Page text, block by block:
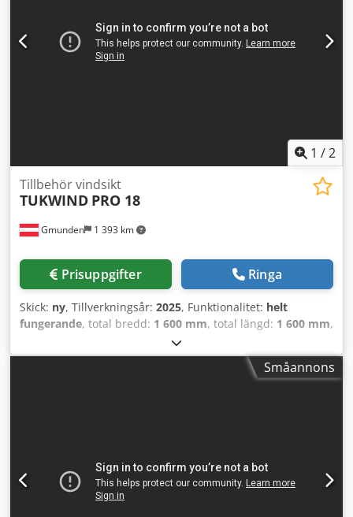
ångproduktion - Gaskylning - Enhet för CO2-
borttagning/CO2-rening Codpfxsy Ryrbe Af Usrf -
Gastorkning och kryogen separation -
1 /2
Gmunden 1 393 km
Tillbehör vindsikt
TUKWIND PRO 18
Prisuppgifter Ringa
Skick: ny, Tillverkningsår: 2025, Funktionalitet: helt
fungerande, total bredd: 1 600 mm, total längd: 1 600 mm,
, totalvikt:
63 A, inspänning:400 V, drivtyp:Elektromotor,
Påbyggnads Vindsiktare TUKWIND PRO 18. Den
Elektrisk drift, vilket ger mycket låga underhållskostnader -
Effektbehov: 18,5 kW; elkontakt: 63A CEE Brett
användningsområde tack vare robust konstruktion och
Småannons